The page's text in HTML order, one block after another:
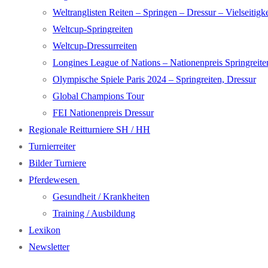
Weltranglisten Reiten – Springen – Dressur –
Weltcup-Springreiten
Weltcup-Dressurreiten
Longines League of Nations – Nationenpreis
Olympische Spiele Paris 2024 – Springreiten, Dressur
Global Champions Tour
FEI Nationenpreis Dressur
Regionale Reitturniere SH / HH
Turnierreiter
Bilder Turniere
Pferdewesen
Gesundheit / Krankheiten
Training / Ausbildung
Lexikon
Newsletter